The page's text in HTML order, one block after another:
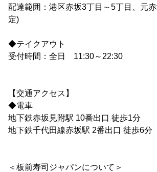
配達範囲：港区赤坂3丁目～5丁目、元
定)
◆テイクアウト
受付時間：全日 11:30～22:30
【交通アクセス】
◆電車
地下鉄赤坂見附駅 10番出口 徒歩1分
地下鉄千代田線赤坂駅 2番出口 徒歩6分
＜板前寿司ジャパンについて＞